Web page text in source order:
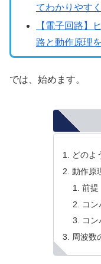
てわかりやす
【電子回路】
路と動作原理
では、始めます。
どのよ
動作原
前提
コ
コ
周波数